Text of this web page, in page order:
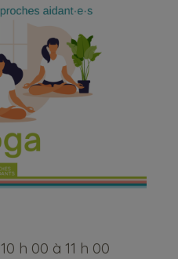
h 00 à 11 h 00